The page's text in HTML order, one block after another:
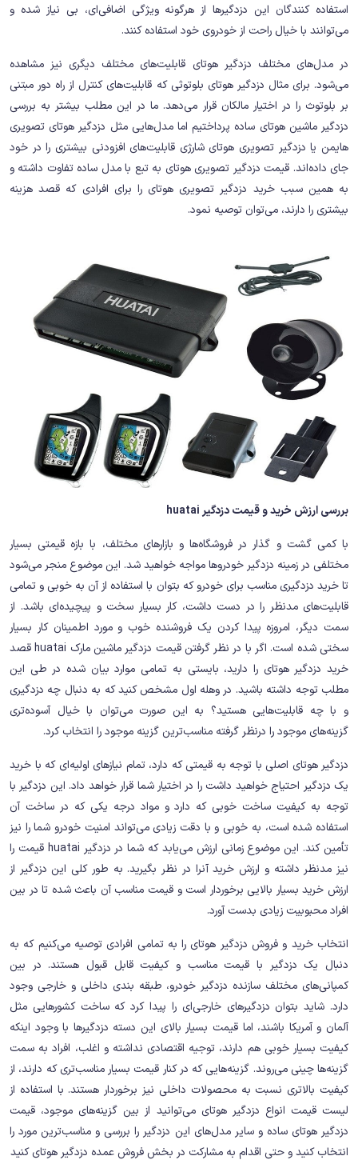
استفاده کنندگان این دزدگیرها از هرگونه ویژگی اضافی‌ای، بی نیاز شده و
می‌توانند با خیال راحت از خودروی خود استفاده کنند.
در مدل‌های مختلف دزدگیر هوتای قابلیت‌های مختلف دیگری نیز مشاهده
می‌شود. برای مثال دزدگیر هوتای بلوتوثی که قابلیت‌های کنترل از راه دور مبتنی
بر بلوتوث را در اختیار مالکان قرار می‌دهد. ما در این مطلب بیشتر به بررسی
دزدگیر ماشین هوتای ساده پرداختیم اما مدل‌هایی مثل دزدگیر هوتای تصویری
هایمن یا دزدگیر تصویری هوتای شارژی قابلیت‌های افزودنی بیشتری را در خود
جای داده‌اند. قیمت دزدگیر تصویری هوتای به تبع با مدل ساده تفاوت داشته و
به همین سبب خرید دزدگیر تصویری هوتای را برای افرادی که قصد هزینه
بیشتری را دارند، می‌توان توصیه نمود.
بررسی ارزش خرید و قیمت دزدگیر huatai
با کمی گشت و گذار در فروشگاه‌ها و بازارهای مختلف، با بازه قیمتی بسیار
مختلفی در زمینه دزدگیر خودروها مواجه خواهید شد. این موضوع منجر می‌شود
تا خرید دزدگیری مناسب برای خودرو که بتوان با استفاده از آن به خوبی و تمامی
قابلیت‌های مدنظر را در دست داشت، کار بسیار سخت و پیچیده‌ای باشد. از
سمت دیگر، امروزه پیدا کردن یک فروشنده خوب و مورد اطمینان کار بسیار
سختی شده است. اگر با در نظر گرفتن قیمت دزدگیر ماشین مارک huatai قصد
خرید دزدگیر هوتای را دارید، بایستی به تمامی موارد بیان شده در طی این
مطلب توجه داشته باشید. در وهله اول مشخص کنید که به دنبال چه دزدگیری
و با چه قابلیت‌هایی هستید؟ به این صورت می‌توان با خیال آسوده‌تری
گزینه‌های موجود را درنظر گرفته مناسب‌ترین گزینه موجود را انتخاب کرد.
دزدگیر هوتای اصلی با توجه به قیمتی که دارد، تمام نیازهای اولیه‌ای که با خرید
یک دزدگیر احتیاج خواهید داشت را در اختیار شما قرار خواهد داد. این دزدگیر با
توجه به کیفیت ساخت خوبی که دارد و مواد درجه یکی که در ساخت آن
استفاده شده است، به خوبی و با دقت زیادی می‌تواند امنیت خودرو شما را نیز
تأمین کند. این موضوع زمانی ارزش می‌یابد که شما در دزدگیر huatai قیمت را
نیز مدنظر داشته و ارزش خرید آنرا در نظر بگیرید. به طور کلی این دزدگیر از
ارزش خرید بسیار بالایی برخوردار است و قیمت مناسب آن باعث شده تا در بین
افراد محبوبیت زیادی بدست آورد.
انتخاب خرید و فروش دزدگیر هوتای را به تمامی افرادی توصیه می‌کنیم که به
دنبال یک دزدگیر با قیمت مناسب و کیفیت قابل قبول هستند. در بین
کمپانی‌های مختلف سازنده دزدگیر خودرو، طبقه بندی داخلی و خارجی وجود
دارد. شاید بتوان دزدگیرهای خارجی‌ای را پیدا کرد که ساخت کشورهایی مثل
آلمان و آمریکا باشند، اما قیمت بسیار بالای این دسته دزدگیرها با وجود اینکه
کیفیت بسیار خوبی هم دارند، توجیه اقتصادی نداشته و اغلب، افراد به سمت
گزینه‌ها چینی می‌روند. گزینه‌هایی که در کنار قیمت بسیار مناسب‌تری که دارند، از
کیفیت بالاتری نسبت به محصولات داخلی نیز برخوردار هستند. با استفاده از
لیست قیمت انواع دزدگیر هوتای می‌توانید از بین گزینه‌های موجود، قیمت
دزدگیر هوتای ساده و سایر مدل‌های این دزدگیر را بررسی و مناسب‌ترین مورد را
انتخاب کنید و حتی اقدام به مشارکت در بخش فروش عمده دزدگیر هوتای کنید